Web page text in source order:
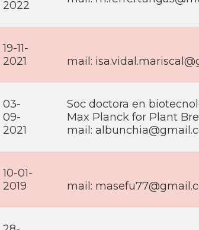
2022
19-11-
2021
mail:
03-
09-
2021
Soc doctora en
Max Planck for Plant
mail:
10-01-
2019
mail: